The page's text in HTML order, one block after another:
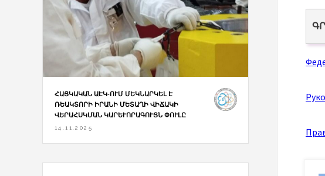
ՀԱՅԿԱԿԱՆ ԱԷԿ-ՈՒՄ ՄԵԿՆԱՐԿԵԼ Է
ՌԵԱԿՏՈՐԻ ԻՐԱՆԻ ՄԵՏԱՂԻ ՎԻՃԱԿԻ
ՎԵՐԱՀՍԿՄԱՆ ԿԱՐԵՒՈՐԱԳՈՒՅՆ ՓՈՒԼԸ
14.11.2025